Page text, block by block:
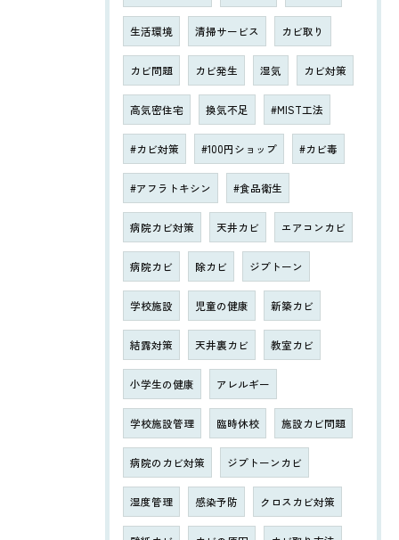
生活環境 清掃サービス カビ取り
カビ問題 カビ発生 湿気 カビ対策
高気密住宅 換気不足 #MIST工法
#カビ対策 #100円ショップ #カビ毒
#アフラトキシン #食品衛生
病院カビ対策 天井カビ エアコンカビ
病院カビ 除カビ ジプトーン
学校施設 児童の健康 新築カビ
結露対策 天井裏カビ 教室カビ
小学生の健康 アレルギー
学校施設管理 臨時休校 施設カビ問題
病院のカビ対策 ジプトーンカビ
湿度管理 感染予防 クロスカビ対策